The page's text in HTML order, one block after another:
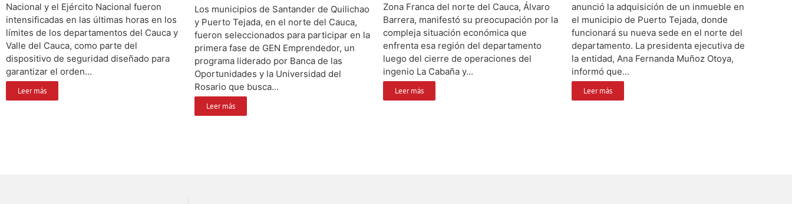
Nacional y el Ejército Nacional fueron
intensificadas en las últimas horas en los
límites de los departamentos del Cauca y
Valle del Cauca, como parte del
dispositivo de seguridad diseñado para
garantizar el orden...
Leer más
Los municipios de Santander de Quilichao
y Puerto Tejada, en el norte del Cauca,
fueron seleccionados para participar en la
primera fase de GEN Emprendedor, un
programa liderado por Banca de las
Oportunidades y la Universidad del
Rosario que busca...
Leer más
Zona Franca del norte del Cauca, Álvaro
Barrera, manifestó su preocupación por la
compleja situación económica que
enfrenta esa región del departamento
luego del cierre de operaciones del
ingenio La Cabaña y...
Leer más
anunció la adquisición de un inmueble en
el municipio de Puerto Tejada, donde
funcionará su nueva sede en el norte del
departamento. La presidenta ejecutiva de
la entidad, Ana Fernanda Muñoz Otoya,
informó que...
Leer más